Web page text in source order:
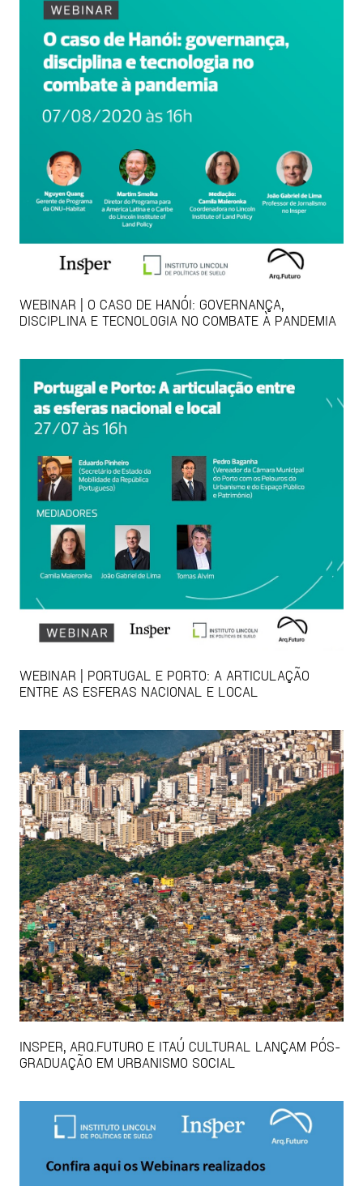
WEBINAR | O CASO DE HANÓI: GOVERNANÇA,
DISCIPLINA E TECNOLOGIA NO COMBATE À PANDEMIA
WEBINAR | PORTUGAL E PORTO: A ARTICULAÇÃO
ENTRE AS ESFERAS NACIONAL E LOCAL
INSPER, ARQ.FUTURO E ITAÚ CULTURAL LANÇAM PÓS-
GRADUAÇÃO EM URBANISMO SOCIAL